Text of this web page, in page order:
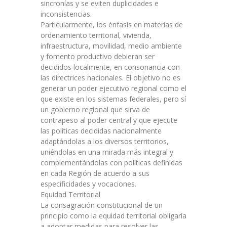
sincronías y se eviten duplicidades e
inconsistencias.
Particularmente, los énfasis en materias de
ordenamiento territorial, vivienda,
infraestructura, movilidad, medio ambiente
y fomento productivo debieran ser
decididos localmente, en consonancia con
las directrices nacionales. El objetivo no es
generar un poder ejecutivo regional como el
que existe en los sistemas federales, pero sí
un gobierno regional que sirva de
contrapeso al poder central y que ejecute
las políticas decididas nacionalmente
adaptándolas a los diversos territorios,
uniéndolas en una mirada más integral y
complementándolas con políticas definidas
en cada Región de acuerdo a sus
especificidades y vocaciones.
Equidad Territorial
La consagración constitucional de un
principio como la equidad territorial obligaría